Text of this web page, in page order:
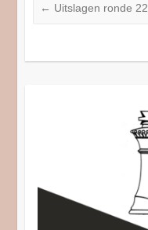
← Uitslagen ronde 22